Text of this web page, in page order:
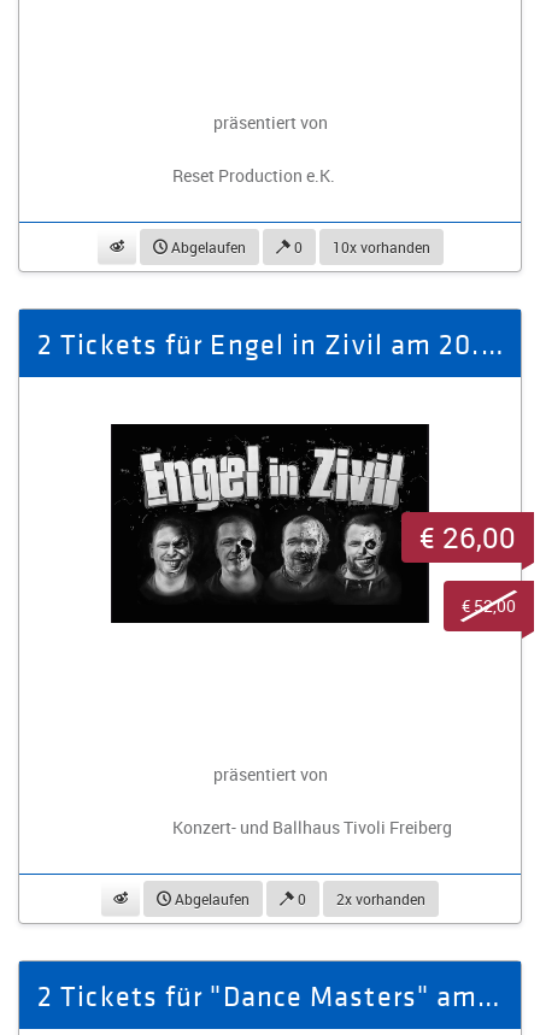
präsentiert von
Reset Production e.K.
beobachtenAbgelaufen 0 10x vorhanden
2 Tickets für Engel in Zivil am 20.03.2026
präsentiert von
Konzert- und Ballhaus Tivoli Freiberg
beobachtenAbgelaufen 0 2x vorhanden
€ 26,00
€ 52,00
2 Tickets für "Dance Masters" am 27.02.2026 in Annaberg-Buchholz